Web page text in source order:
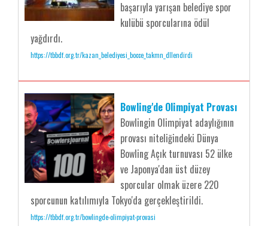
başarıyla yarışan belediye spor
kulübü sporcularına ödül
yağdırdı.
https://tbbdf.org.tr/kazan_belediyesi_bocce_takmn_dllendirdi
Bowling'de Olimpiyat Provası
Bowlingin Olimpiyat adaylığının
provası niteliğindeki Dünya
Bowling Açık turnuvası 52 ülke
ve Japonya'dan üst düzey
sporcular olmak üzere 220
sporcunun katılımıyla Tokyo'da gerçekleştirildi.
https://tbbdf.org.tr/bowlingde-olimpiyat-provasi